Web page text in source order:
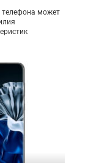
телефона может